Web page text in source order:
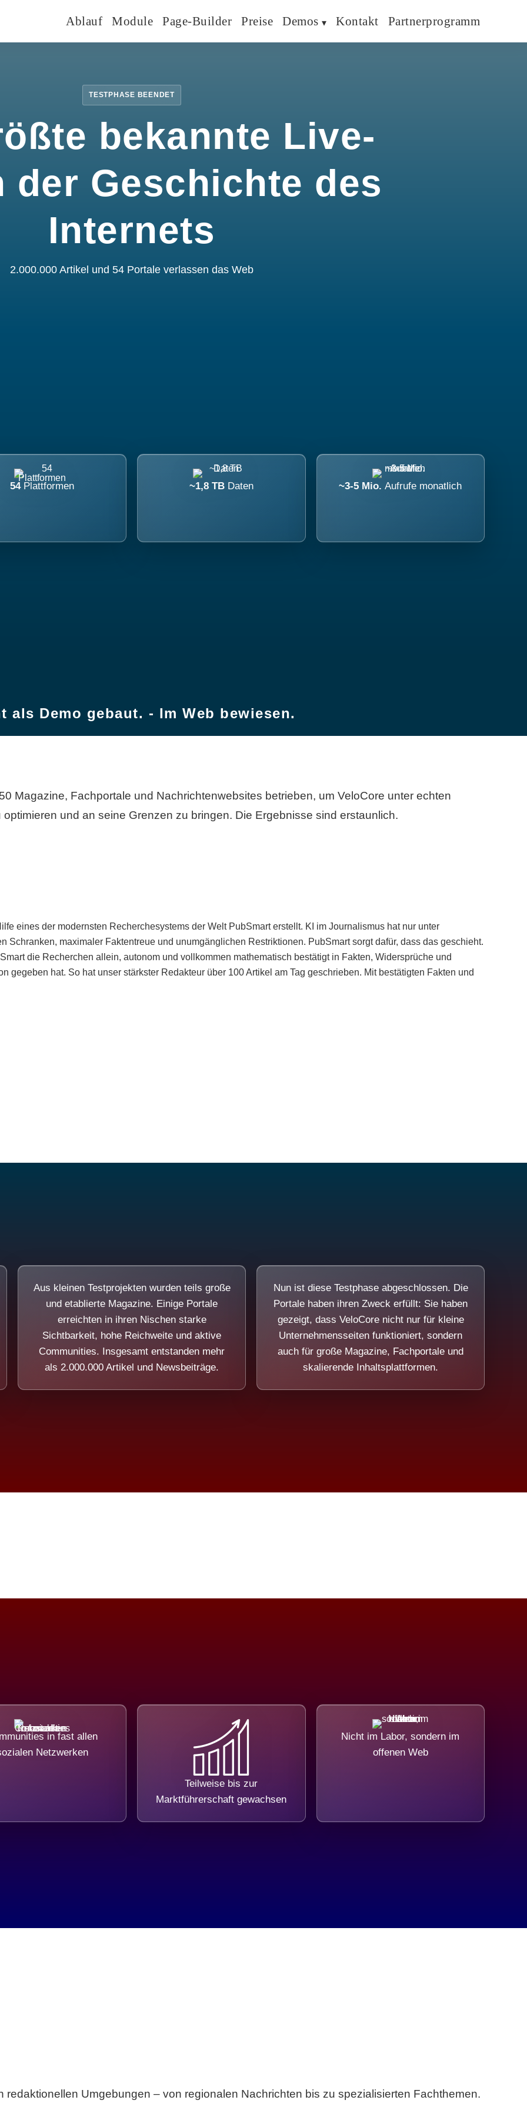
Ablauf Module Page-Builder Preise Demos Kontakt Partnerprogramm
TESTPHASE BEENDET
bekannte Live-
der Geschichte des
Internets
2.000.000 Artikel und 54 Portale verlassen das Web
54 Plattformen ~1,8 TB Daten ~3-5 Mio.Aufrufe monatlich
als Demo gebaut. - Im Web bewiesen.
Magazine, Fachportale und Nachrichtenwebsites betrieben, um VeloCore unter echten
und an seine Grenzen zu bringen. Die Ergebnisse sind erstaunlich.
eines der modernsten Recherchesystems der Welt PubSmart erstellt. KI im Journalismus hat nur unter
Schranken, maximaler Faktentreue und unumgänglichen Restriktionen. PubSmart sorgt dafür, dass das geschieht.
die Recherchen allein, autonom und vollkommen mathematisch bestätigt in Fakten, Widersprüche und
gegeben hat. So hat unser stärkster Redakteur über 100 Artikel am Tag geschrieben. Mit bestätigten Fakten und
Aus kleinen Testprojekten wurden teils große
und etablierte Magazine. Einige Portale
erreichten in ihren Nischen starke
Sichtbarkeit, hohe Reichweite und aktive
Communities. Insgesamt entstanden mehr
als 2.000.000 Artikel und Newsbeiträge.
Nun ist diese Testphase abgeschlossen. Die
Portale haben ihren Zweck erfüllt: Sie haben
gezeigt, dass VeloCore nicht nur für kleine
Unternehmensseiten funktioniert, sondern
auch für große Magazine, Fachportale und
skalierende Inhaltsplattformen.
in fast allen
Netzwerken
Teilweise bis zur
Marktführerschaft gewachsen
Nicht im Labor, sondern im
offenen Web
redaktionellen Umgebungen – von regionalen Nachrichten bis zu spezialisierten Fachthemen.